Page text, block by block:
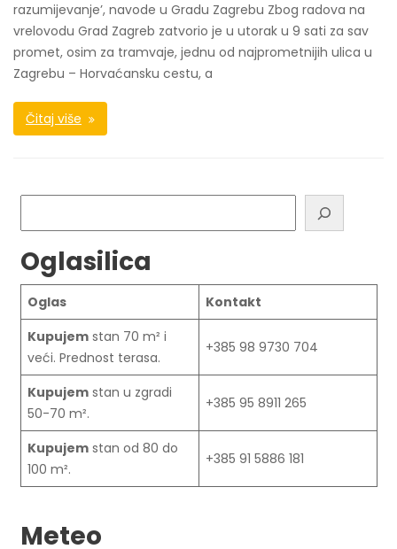
razumijevanje’, navode u Gradu Zagrebu Zbog radova na
vrelovodu Grad Zagreb zatvorio je u utorak u 9 sati za sav
promet, osim za tramvaje, jednu od najprometnijih ulica u
Zagrebu – Horvaćansku cestu, a
Čitaj više
Oglasilica
Oglas
Kontakt
Kupujemstan 70 m² i
veći. Prednost terasa.
+385 98 9730 704
Kupujemstan u zgradi
50-70 m².
+385 95 8911 265
Kupujemstan od 80 do
100 m².
+385 91 5886 181
Meteo